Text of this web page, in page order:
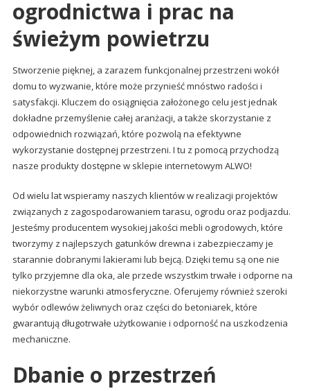
ogrodnictwa i prac na
świeżym powietrzu
Stworzenie pięknej, a zarazem funkcjonalnej przestrzeni wokół
domu to wyzwanie, które może przynieść mnóstwo radości i
satysfakcji. Kluczem do osiągnięcia założonego celu jest jednak
dokładne przemyślenie całej aranżacji, a także skorzystanie z
odpowiednich rozwiązań, które pozwolą na efektywne
wykorzystanie dostępnej przestrzeni. I tu z pomocą przychodzą
nasze produkty dostępne w sklepie internetowym ALWO!
Od wielu lat wspieramy naszych klientów w realizacji projektów
związanych z zagospodarowaniem tarasu, ogrodu oraz podjazdu.
Jesteśmy producentem wysokiej jakości mebli ogrodowych, które
tworzymy z najlepszych gatunków drewna i zabezpieczamy je
starannie dobranymi lakierami lub bejcą. Dzięki temu są one nie
tylko przyjemne dla oka, ale przede wszystkim trwałe i odporne na
niekorzystne warunki atmosferyczne. Oferujemy również szeroki
wybór odlewów żeliwnych oraz części do betoniarek, które
gwarantują długotrwałe użytkowanie i odporność na uszkodzenia
mechaniczne.
Dbanie o przestrzeń